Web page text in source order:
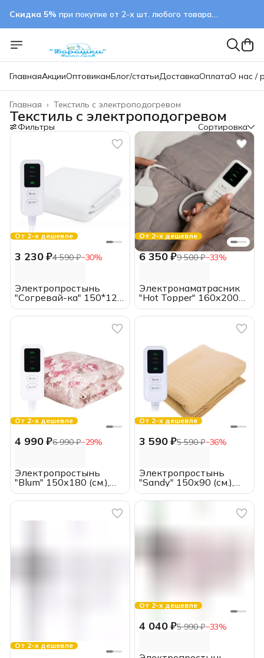
Скидка 5% при покупке от 2-х шт. любого товара.
ГлавнаяАкцииОптовикамБлог/статьиДоставкаОплатаО нас /
Текстиль с электроподогревом
Главная ›
Текстиль с электроподогревом
Фильтры Сортировка
От 2-х дешевле
3 230 ₽4 590 ₽−30%
Электропростынь
"Согревай-ка" 150*120
(см.), EcoSapiens, с
пультом
От 2-х дешевле
6 350 ₽9 500 ₽−33%
Электронаматрасник
"Hot Topper" 160х200
(см.), EcoSapiens, с
пультом
От 2-х дешевле
4 990 ₽6 990 ₽−29%
Электропростынь
"Blum" 150х180 (см.),
EcoSapiens, с пультом
От 2-х дешевле
3 590 ₽5 590 ₽−36%
Электропростынь
"Sandy" 150х90 (см.),
EcoSapiens, с пультом
От 2-х дешевле
От 2-х дешевле
4 040 ₽5 990 ₽−33%